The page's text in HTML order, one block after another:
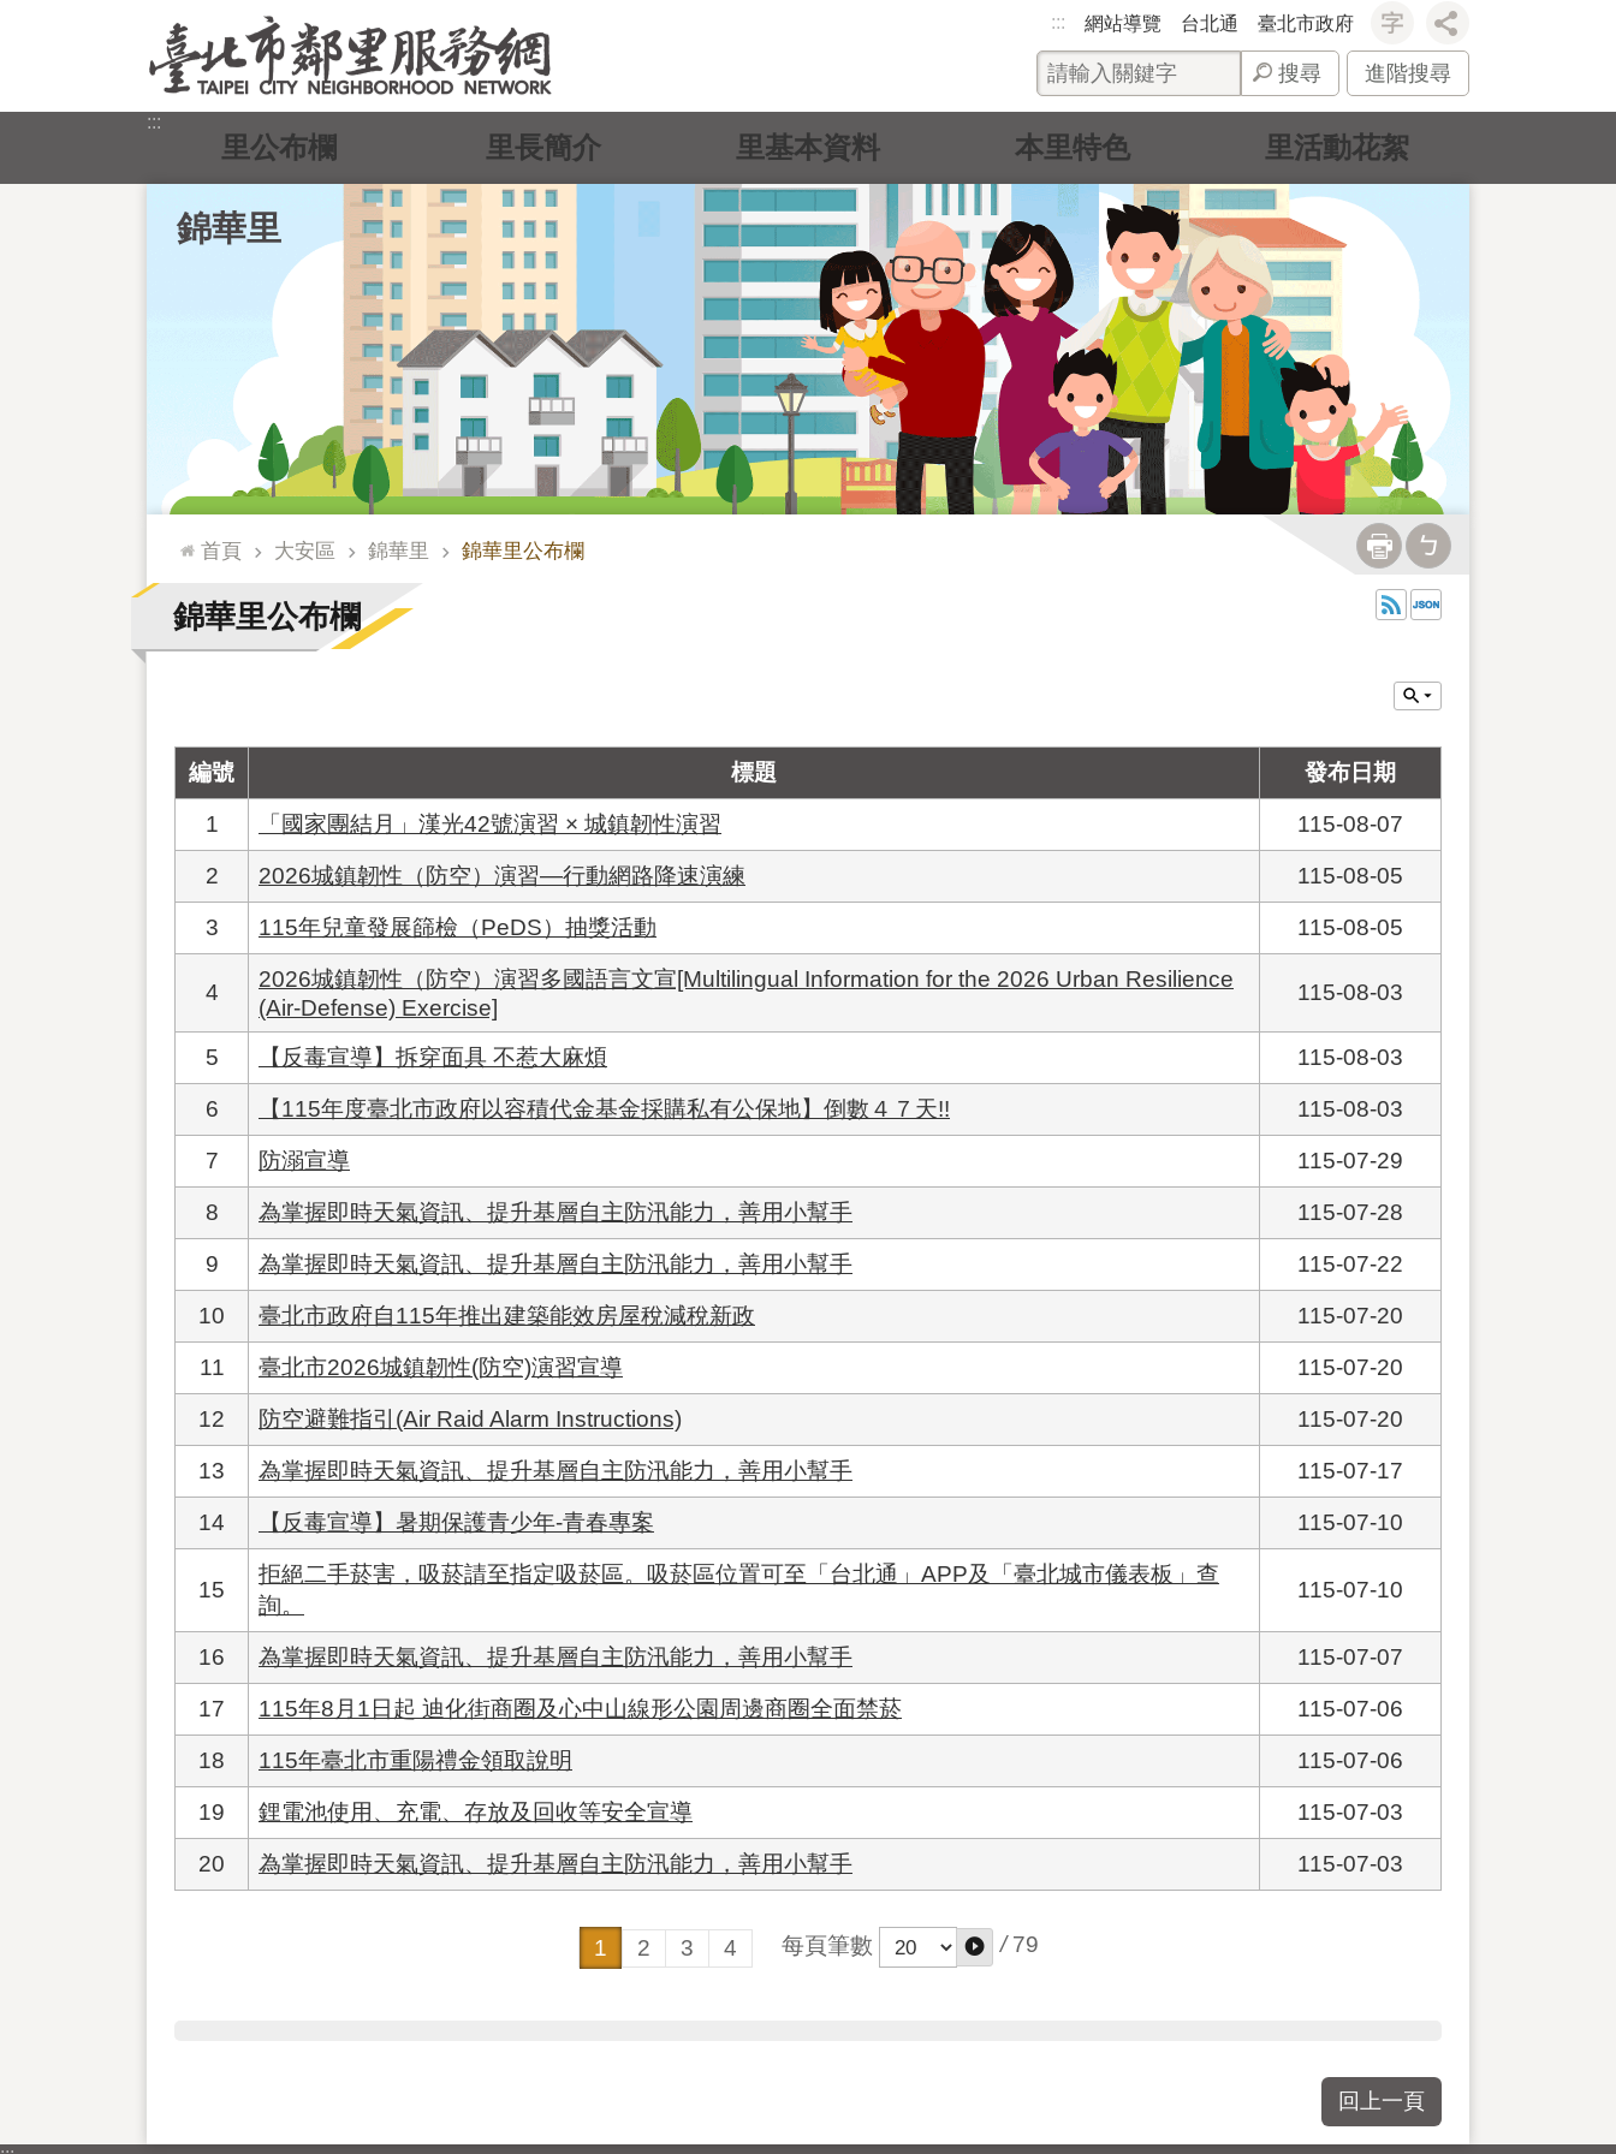
::: 網站導覽 台北通 臺北市政府
搜尋 進階搜尋
:::
錦華里
里公布欄 里長簡介 里基本資料 本里特色 里活動花絮
::: 首頁 大安區 錦華里 錦華里公布欄
錦華里公布欄
編號 標題 發布日期
1 「國家團結月」漢光42號演習 × 城鎮韌性演習 115-08-07
2 2026城鎮韌性（防空）演習—行動網路降速演練 115-08-05
3 115年兒童發展篩檢（PeDS）抽獎活動 115-08-05
4
2026城鎮韌性（防空）演習多國語言文宣[Multilingual Information for the 2026 Urban Resilience
(Air-Defense) Exercise]
115-08-03
5 【反毒宣導】拆穿面具 不惹大麻煩 115-08-03
6 【115年度臺北市政府以容積代金基金採購私有公保地】倒數４７天!! 115-08-03
7 防溺宣導 115-07-29
8 為掌握即時天氣資訊、提升基層自主防汛能力，善用小幫手 115-07-28
9 為掌握即時天氣資訊、提升基層自主防汛能力，善用小幫手 115-07-22
10 臺北市政府自115年推出建築能效房屋稅減稅新政 115-07-20
11 臺北市2026城鎮韌性(防空)演習宣導 115-07-20
12 防空避難指引(Air Raid Alarm Instructions) 115-07-20
13 為掌握即時天氣資訊、提升基層自主防汛能力，善用小幫手 115-07-17
14 【反毒宣導】暑期保護青少年-青春專案 115-07-10
15
拒絕二手菸害，吸菸請至指定吸菸區。吸菸區位置可至「台北通」APP及「臺北城市儀表板」查
詢。
115-07-10
16 為掌握即時天氣資訊、提升基層自主防汛能力，善用小幫手 115-07-07
17 115年8月1日起 迪化街商圈及心中山線形公園周邊商圈全面禁菸 115-07-06
18 115年臺北市重陽禮金領取說明 115-07-06
19 鋰電池使用、充電、存放及回收等安全宣導 115-07-03
20 為掌握即時天氣資訊、提升基層自主防汛能力，善用小幫手 115-07-03
1 2 3 4 每頁筆數 / 79
回上一頁